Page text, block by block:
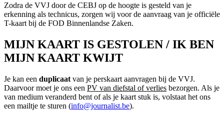
Zodra de VVJ door de CEBJ op de hoogte is gesteld van je
erkenning als technicus, zorgen wij voor de aanvraag van je officiële
T-kaart bij de FOD Binnenlandse Zaken.
MIJN KAART IS GESTOLEN / IK BEN
MIJN KAART KWIJT
Je kan een duplicaat van je perskaart aanvragen bij de VVJ.
Daarvoor moet je ons een PV van diefstal of verlies bezorgen. Als je
van medium veranderd bent of als je kaart stuk is, volstaat het ons
een mailtje te sturen (info@journalist.be).